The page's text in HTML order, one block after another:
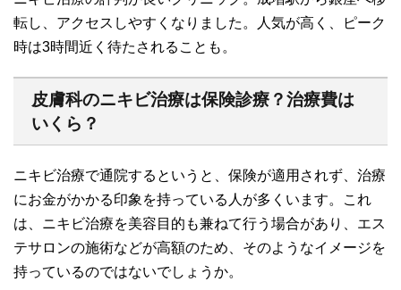
転し、アクセスしやすくなりました。人気が高く、ピーク
時は3時間近く待たされることも。
皮膚科のニキビ治療は保険診療？治療費は
いくら？
ニキビ治療で通院するというと、保険が適用されず、治療
にお金がかかる印象を持っている人が多くいます。これ
は、ニキビ治療を美容目的も兼ねて行う場合があり、エス
テサロンの施術などが高額のため、そのようなイメージを
持っているのではないでしょうか。